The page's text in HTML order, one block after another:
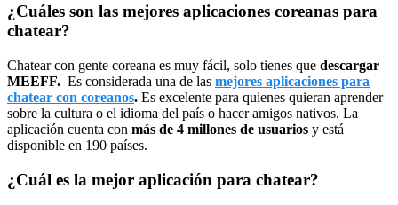
¿Cuáles son las mejores aplicaciones coreanas para
chatear?
Chatear con gente coreana es muy fácil, solo tienes que descargar
MEEFF. Es considerada una de las mejores aplicaciones para
chatear con coreanos. Es excelente para quienes quieran aprender
sobre la cultura o el idioma del país o hacer amigos nativos. La
aplicación cuenta con más de 4 millones de usuarios y está
disponible en 190 países.
¿Cuál es la mejor aplicación para chatear?